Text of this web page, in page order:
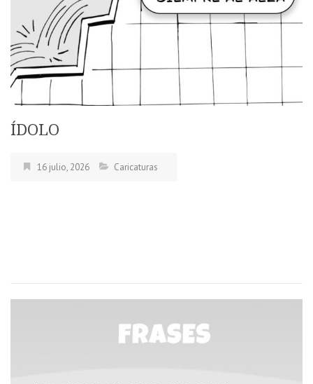
ÍDOLO
16 julio, 2026 Caricaturas